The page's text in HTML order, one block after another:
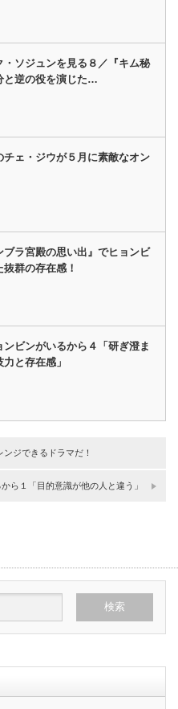
・ソジュンを見る８／『キム秘
と逆の役を演じた…
チェ・ジウが５月に素敵なオン
ブラ宮殿の思い出』でヒョンビ
群の存在感！
ンビンがいるから４「研ぎ澄ま
と存在感」
ンジできるドラマだ！
ら１「目的意識が他の人と違う」